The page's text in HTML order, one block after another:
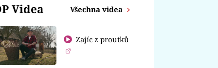
Videa Všechna videa
Zajíc z proutků